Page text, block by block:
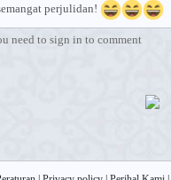
perjulidan!
need to sign in to comment